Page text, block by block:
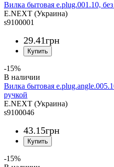
Вилка бытовая e.plug.001.10,
E.NEXT (Украина)
s9100001
29.41грн
-15%
Вилка бытовая
ручкой
E.NEXT (Украина)
s9100046
43.15грн
-15%